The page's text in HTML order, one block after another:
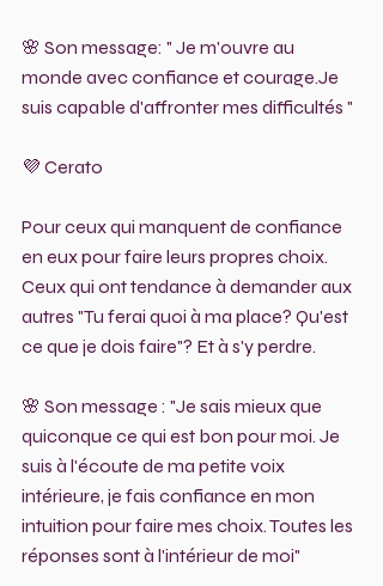
🌸 Son message: " Je m'ouvre au
monde avec confiance et courage.Je
suis capable d'affronter mes difficultés "
💜 Cerato
Pour ceux qui manquent de confiance
en eux pour faire leurs propres choix.
Ceux qui ont tendance à demander aux
autres "Tu ferai quoi à ma place? Qu'est
ce que je dois faire"? Et à s'y perdre.
🌸 Son message : "Je sais mieux que
quiconque ce qui est bon pour moi. Je
suis à l'écoute de ma petite voix
intérieure, je fais confiance en mon
intuition pour faire mes choix. Toutes les
réponses sont à l'intérieur de moi"